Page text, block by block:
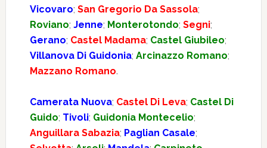
Vicovaro; San Gregorio Da Sassola;
Roviano; Jenne; Monterotondo; Segni;
Gerano; Castel Madama; Castel Giubileo;
Villanova Di Guidonia; Arcinazzo Romano;
Mazzano Romano.
Camerata Nuova; Castel Di Leva; Castel Di
Guido; Tivoli; Guidonia Montecelio;
Anguillara Sabazia; Paglian Casale;